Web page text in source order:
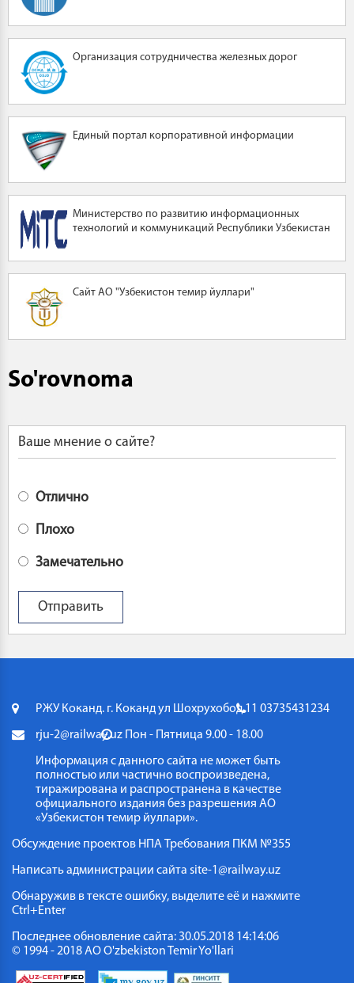
Организация сотрудничества железных дорог
Единый портал корпоративной информации
Министерство по развитию информационных
технологий и коммуникаций Республики Узбекистан
Сайт АО "Узбекистон темир йуллари"
So'rovnoma
Ваше мнение о сайте?
Отлично
Плохо
Замечательно
РЖУ Коканд. г. Коканд ул Шохрухобод 11 03735431234
rju-2@railway.uz Пон - Пятница 9.00 - 18.00
Информация с данного сайта не может быть
полностью или частично воспроизведена,
тиражирована и распространена в качестве
официального издания без разрешения АО
«Узбекистон темир йуллари».
Обсуждение проектов НПАТребования ПКМ №355
Написать администрации сайта site-1@railway.uz
Обнаружив в тексте ошибку, выделите её и нажмите
Ctrl+Enter
Последнее обновление сайта: 30.05.2018 14:14:06
© 1994 - 2018 АО O'zbekiston Temir Yo'llari